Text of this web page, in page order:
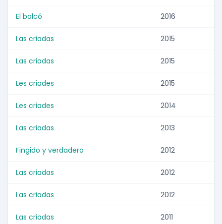
El balcó 2016
Las criadas 2015
Las criadas 2015
Les criades 2015
Les criades 2014
Las criadas 2013
Fingido y verdadero 2012
Las criadas 2012
Las criadas 2012
Las criadas 2011